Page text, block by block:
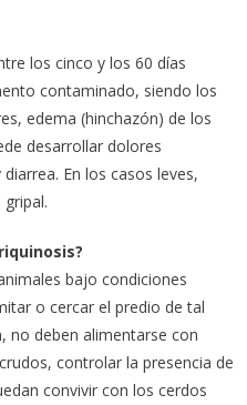
los cinco y los 60 días
contaminado, siendo los
edema (hinchazón) de los
desarrollar dolores
En los casos leves,
bajo condiciones
o cercar el predio de tal
no deben alimentarse con
controlar la presencia de
convivir con los cerdos